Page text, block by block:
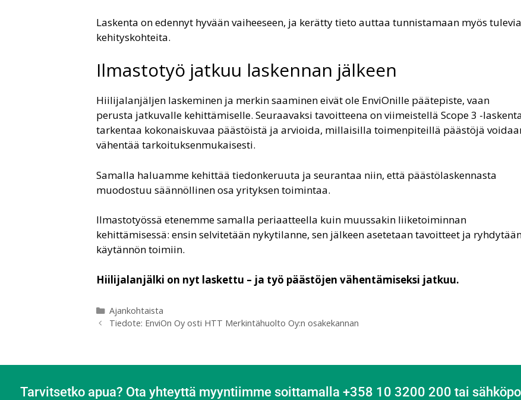
Laskenta on edennyt hyvään vaiheeseen, ja kerätty tieto auttaa tunnistamaan myös tulevia
kehityskohteita.
Ilmastotyö jatkuu laskennan jälkeen
Hiilijalanjäljen laskeminen ja merkin saaminen eivät ole EnviOnille päätepiste, vaan
perusta jatkuvalle kehittämiselle. Seuraavaksi tavoitteena on viimeistellä Scope 3 -
tarkentaa kokonaiskuvaa päästöistä ja arvioida, millaisilla toimenpiteillä päästöjä
vähentää tarkoituksenmukaisesti.
Samalla haluamme kehittää tiedonkeruuta ja seurantaa niin, että päästölaskennasta
muodostuu säännöllinen osa yrityksen toimintaa.
Ilmastotyössä etenemme samalla periaatteella kuin muussakin liiketoiminnan
kehittämisessä: ensin selvitetään nykytilanne, sen jälkeen asetetaan tavoitteet ja
käytännön toimiin.
Hiilijalanjälki on nyt laskettu – ja työ päästöjen vähentämiseksi jatkuu.
Ajankohtaista
Tiedote: EnviOn Oy osti HTT Merkintähuolto Oy:n osakekannan
Tarvitsetko apua? Ota yhteyttä myyntiimme soittamalla +358 10 3200 200 tai